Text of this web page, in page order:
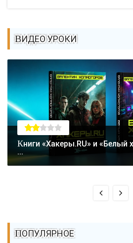
ВИДЕО УРОКИ
Книги «Хакеры.RU» и «Белый хакер» еще можно
...
ПОПУЛЯРНОЕ